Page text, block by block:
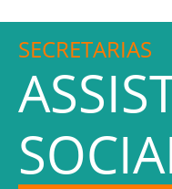
SECRETARIAS